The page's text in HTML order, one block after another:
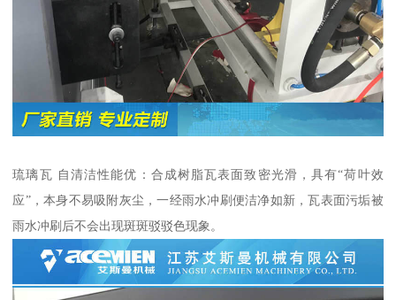
琉璃瓦 自清洁性能优：合成树脂瓦表面致密光滑，具有“荷叶效
应”，本身不易吸附灰尘，一经雨水冲刷便洁净如新，瓦表面污垢被
雨水冲刷后不会出现斑斑驳驳色现象。